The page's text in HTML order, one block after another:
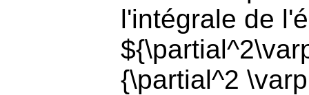
l'intégrale de
{\partial^2